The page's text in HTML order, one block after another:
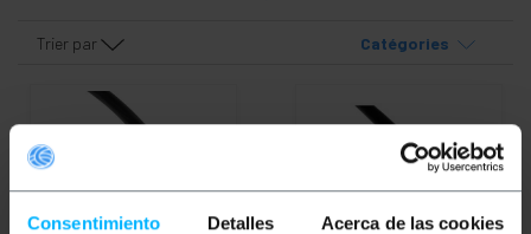
Consentimiento Detalles Acerca de las cookies
Trier par Catégories